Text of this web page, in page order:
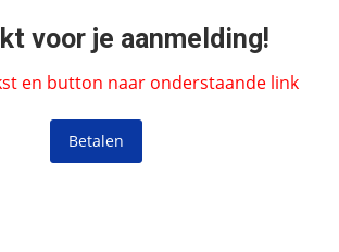
voor je aanmelding!
en button naar onderstaande link
Betalen